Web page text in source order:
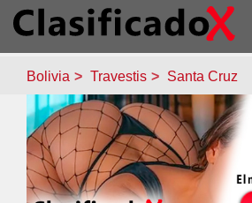
Bolivia Travestis Santa Cruz